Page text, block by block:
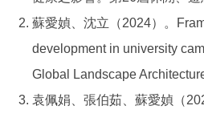
蘇愛媜、沈立（2024）。
development in university
Global Landscape
袁佩娟、張伯茹、蘇愛媜（